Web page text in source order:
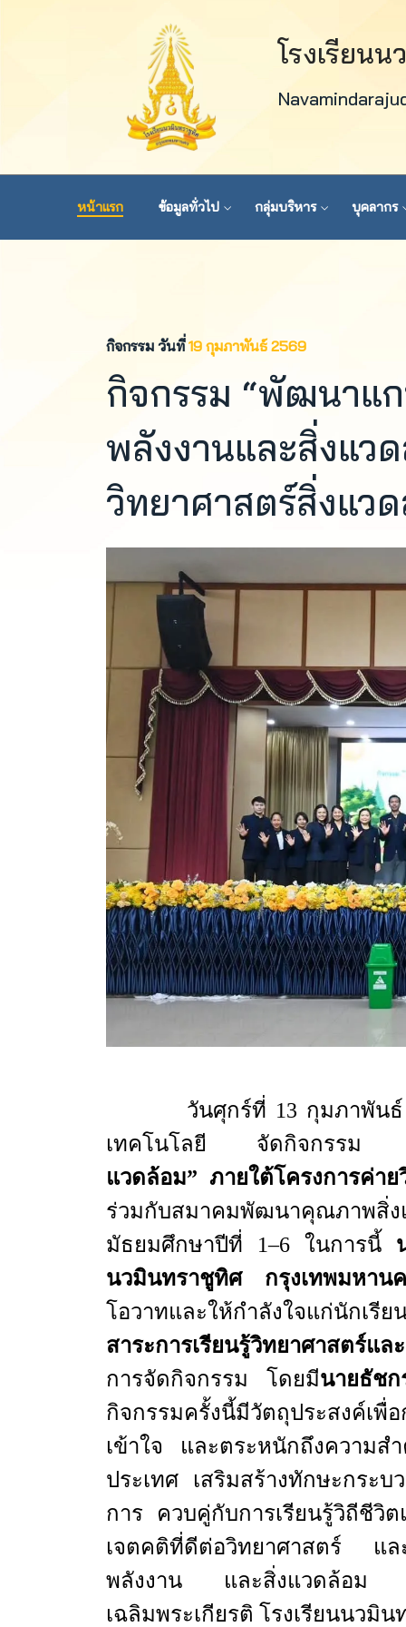
โรงเรียน
หน้าแรก ข้อมูลทั่วไป กลุ่มบริหาร บุคลากร
กิจกรรม วันที่19 กุมภาพันธ์ 2569
กิจกรรม “พัฒนาแ
พลังงานและสิ่งแว
วิทยาศาสตร์สิ่งแว
วันศุกร์ที่ 13 กุมภาพันธ์ พ.ศ
เทคโนโลยี จัดกิจกรรม
แวดล้อม” ภายใต้โครงการค่า
ร่วมกับสมาคมพัฒนาคุณภาพสิ่ง
มัธยมศึกษาปีที่ 1–6 ในการนี้
นวมินทราชูทิศ กรุงเทพมหาน
โอวาทและให้กำลังใจแก่นักเรี
สาระการเรียนรู้วิทยาศาสตร์แ
การจัดกิจกรรม โดยมีนายธัช
กิจกรรมครั้งนี้มีวัตถุประสงค์เพื่
เข้าใจ และตระหนักถึงความส
ประเทศ เสริมสร้างทักษะกระบ
การ ควบคู่กับการเรียนรู้วิถีชีวิ
เจตคติที่ดีต่อวิทยาศาสตร์ แล
พลังงาน และสิ่งแวดล้อม
เฉลิมพระเกียรติ โรงเรียนนวมิ